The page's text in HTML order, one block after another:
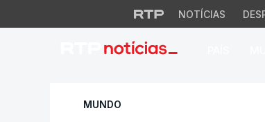
NOTÍCIAS
Presidente
MUNDO